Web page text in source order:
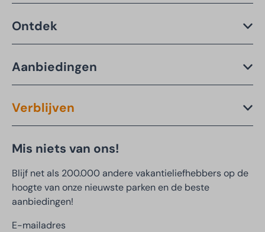
Ontdek
Aanbiedingen
Verblijven
Mis niets van ons!
Blijf net als 200.000 andere vakantieliefhebbers op de
hoogte van onze nieuwste parken en de beste
aanbiedingen!
E-mailadres